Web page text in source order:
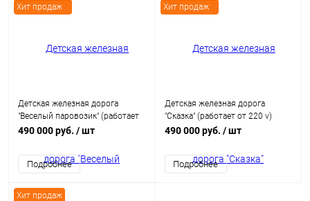
Хит продаж
Детская железная дорога
"Веселый паровозик" (работает
от 220 v)
490 000 руб. / шт
Подробнее
Хит продаж
Детская железная дорога
"Сказка" (работает от 220 v)
490 000 руб. / шт
Подробнее
Хит продаж